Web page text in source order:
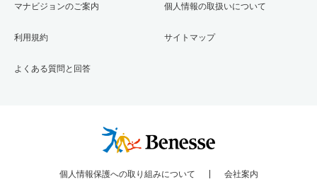
マナビジョンのご案内
利用規約
よくある質問と回答
個人情報の取扱いについて
サイトマップ
個人情報保護への取り組みについて 会社案内